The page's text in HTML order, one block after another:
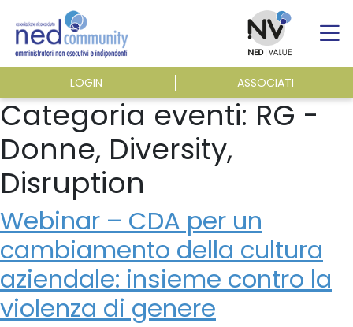
content
LOGIN ASSOCIATI
ASSOCIAZIONE
ATTIVITÀ
EVENTI E NEWS
PUBBLICAZIONI
Categoria eventi: RG -
Donne, Diversity,
Disruption
Webinar – CDA per un
cambiamento della cultura
aziendale: insieme contro la
violenza di genere